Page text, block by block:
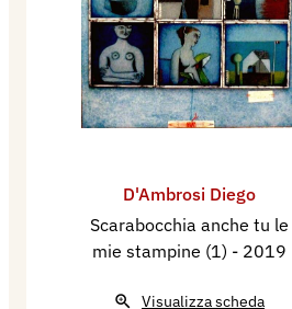
D'Ambrosi Diego
Scarabocchia anche tu le
mie stampine (1) - 2019
Visualizza scheda